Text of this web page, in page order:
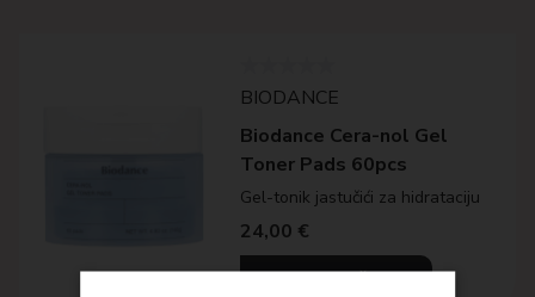
BIODANCE
Biodance Cera-nol Gel
Toner Pads 60pcs
Gel-tonik jastučići za hidrataciju
24,00 €
Dodaj u košaricu